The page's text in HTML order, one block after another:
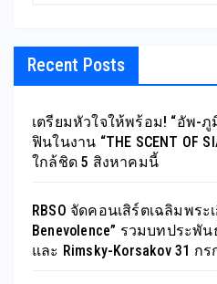
Recent Posts
เตรียมหัวใจให้พร้อม! “อัพ-
ฟินในงาน “THE SCENT OF
ใกล้ชิด 5 สิงหาคมนี้
RBSO จัดคอนเสิร์ตเฉลิมพระเ
Benevolence” รวมบทประพั
และ Rimsky-Korsakov 31 ก